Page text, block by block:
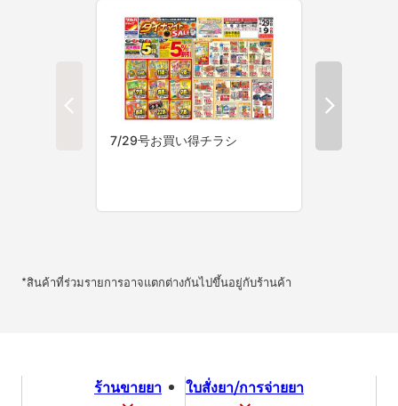
*สินค้าที่ร่วมรายการอาจแตกต่างกันไปขึ้นอยู่กับร้านค้า
ร้านขายยา ใบสั่งยา/การจ่ายยา